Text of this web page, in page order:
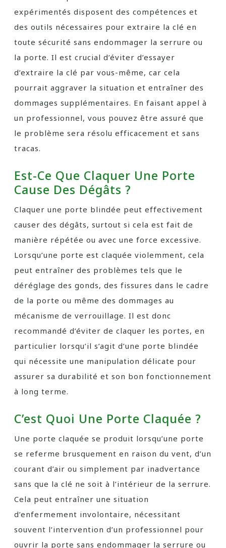
expérimentés disposent des compétences et
des outils nécessaires pour extraire la clé en
toute sécurité sans endommager la serrure ou
la porte. Il est crucial d’éviter d’essayer
d’extraire la clé par vous-même, car cela
pourrait aggraver la situation et entraîner des
dommages supplémentaires. En faisant appel à
un professionnel, vous pouvez être assuré que
le problème sera résolu efficacement et sans
tracas.
Est-Ce Que Claquer Une Porte
Cause Des Dégâts ?
Claquer une porte blindée peut effectivement
causer des dégâts, surtout si cela est fait de
manière répétée ou avec une force excessive.
Lorsqu’une porte est claquée violemment, cela
peut entraîner des problèmes tels que le
déréglage des gonds, des fissures dans le cadre
de la porte ou même des dommages au
mécanisme de verrouillage. Il est donc
recommandé d’éviter de claquer les portes, en
particulier lorsqu’il s’agit d’une porte blindée
qui nécessite une manipulation délicate pour
assurer sa durabilité et son bon fonctionnement
à long terme.
C’est Quoi Une Porte Claquée ?
Une porte claquée se produit lorsqu’une porte
se referme brusquement en raison du vent, d’un
courant d’air ou simplement par inadvertance
sans que la clé ne soit à l’intérieur de la serrure.
Cela peut entraîner une situation
d’enfermement involontaire, nécessitant
souvent l’intervention d’un professionnel pour
ouvrir la porte sans endommager la serrure ou